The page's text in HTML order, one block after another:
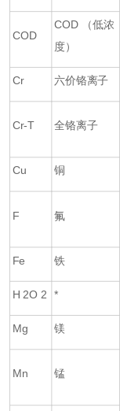
COD
COD （低浓
度）
Cr 六价铬离子
Cr-T 全铬离子
Cu 铜
F 氟
Fe 铁
H 2O 2 *
Mg 镁
Mn 锰